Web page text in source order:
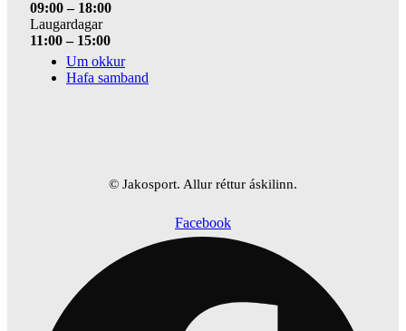
09:00 – 18:00
Laugardagar
11:00 – 15:00
Um okkur
Hafa samband
© Jakosport. Allur réttur áskilinn.
Facebook